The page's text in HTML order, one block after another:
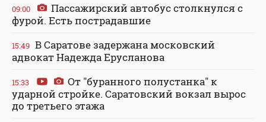
09:00
Пассажирский автобус столкнулся с
фурой. Есть пострадавшие
15:49 В Саратове задержана московский
адвокат Надежда Ерусланова
15:33
От "буранного полустанка" к
ударной стройке. Саратовский вокзал вырос
до третьего этажа